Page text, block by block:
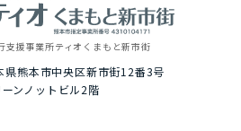
⽀援事業所ティオくまもと新市街
県熊本市中央区新市街12番3号
ンノットビル2階